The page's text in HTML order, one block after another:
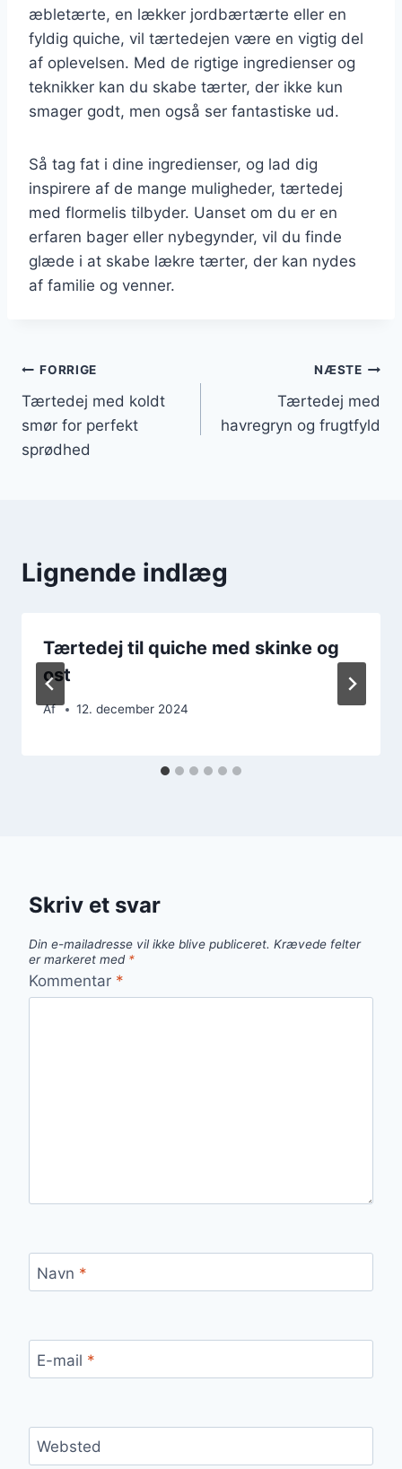
æbletærte, en lækker jordbærtærte eller en
fyldig quiche, vil tærtedejen være en vigtig del
af oplevelsen. Med de rigtige ingredienser og
teknikker kan du skabe tærter, der ikke kun
smager godt, men også ser fantastiske ud.
Så tag fat i dine ingredienser, og lad dig
inspirere af de mange muligheder, tærtedej
med flormelis tilbyder. Uanset om du er en
erfaren bager eller nybegynder, vil du finde
glæde i at skabe lækre tærter, der kan nydes
af familie og venner.
Indlægsnavigation
FORRIGE
Tærtedej med koldt
smør for perfekt
sprødhed
NÆSTE
Tærtedej med
havregryn og frugtfyld
Lignende indlæg
Tærtedej til quiche med skinke og
ost
Af 12. december 2024
Skriv et svar
Din e-mailadresse vil ikke blive publiceret. Krævede felter
er markeret med *
Kommentar *
Navn *
E-mail *
Websted